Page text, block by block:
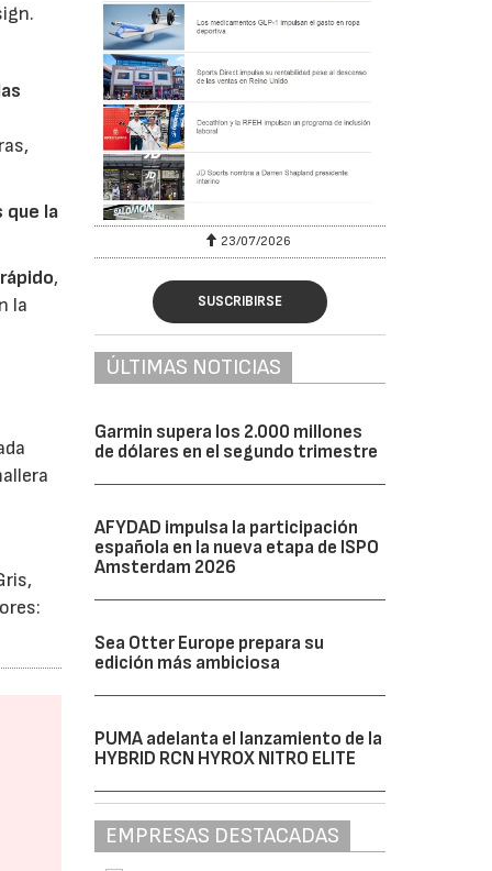
que la
,
la
23/07/2026
SUSCRIBIRSE
ÚLTIMAS NOTICIAS
Garmin supera los 2.000 millones
de dólares en el segundo trimestre
AFYDAD impulsa la participación
española en la nueva etapa de ISPO
Amsterdam 2026
Sea Otter Europe prepara su
edición más ambiciosa
PUMA adelanta el lanzamiento de la
HYBRID RCN HYROX NITRO ELITE
EMPRESAS DESTACADAS